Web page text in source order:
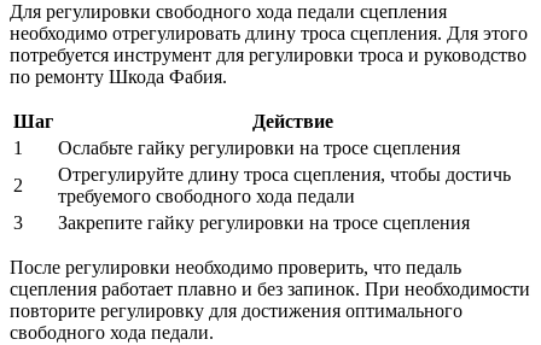
Для регулировки свободного хода педали сцепления
необходимо отрегулировать длину троса сцепления. Для этого
потребуется инструмент для регулировки троса и руководство
по ремонту Шкода Фабия.
Шаг
Действие
1
Ослабьте гайку регулировки на тросе сцепления
2
Отрегулируйте длину троса сцепления, чтобы достичь
требуемого свободного хода педали
3
Закрепите гайку регулировки на тросе сцепления
После регулировки необходимо проверить, что педаль
сцепления работает плавно и без запинок. При необходимости
повторите регулировку для достижения оптимального
свободного хода педали.